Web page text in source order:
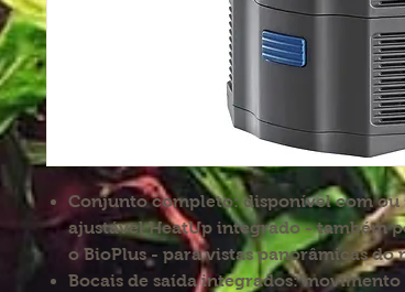
Conjunto completo: disponível com ou
ajustável HeatUp integrado - também
o BioPlus - para vistas panorâmicas do
Bocais de saída integrados: